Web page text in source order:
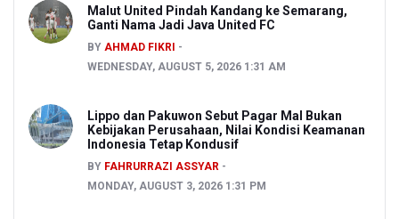
Malut United Pindah Kandang ke Semarang,
Ganti Nama Jadi Java United FC
BY AHMAD FIKRI
WEDNESDAY, AUGUST 5, 2026 1:31 AM
Lippo dan Pakuwon Sebut Pagar Mal Bukan
Kebijakan Perusahaan, Nilai Kondisi Keamanan
Indonesia Tetap Kondusif
BY FAHRURRAZI ASSYAR
MONDAY, AUGUST 3, 2026 1:31 PM